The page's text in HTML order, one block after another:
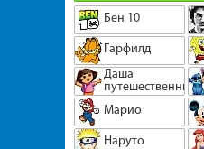
Бен 10
Гарфилд
Даша
путешественница
Марио
Наруто